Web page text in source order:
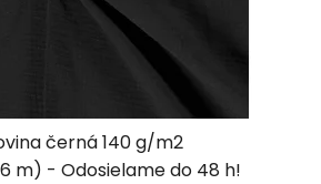
černá 140 g/m2
m)